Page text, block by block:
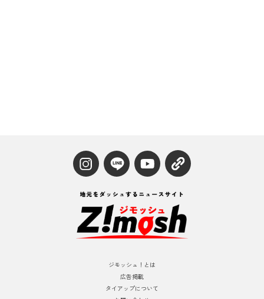
ジモッシュ！とは
広告掲載
タイアップについて